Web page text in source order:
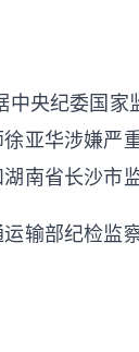
中央纪委国家
亚华涉嫌严
南省长沙市
输部纪检监